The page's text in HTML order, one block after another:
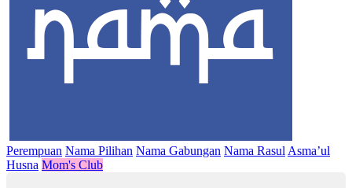
Perempuan Nama Pilihan Nama Gabungan Nama Rasul Asma’ul
Husna Mom's Club